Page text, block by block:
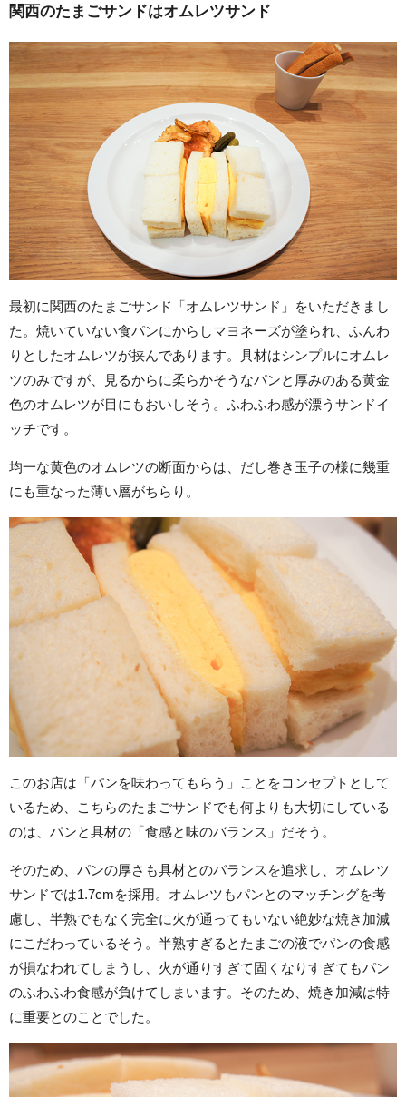
関西のたまごサンドはオムレツサンド
最初に関西のたまごサンド「オムレツサンド」をいただきまし
た。焼いていない食パンにからしマヨネーズが塗られ、ふんわ
りとしたオムレツが挟んであります。具材はシンプルにオムレ
ツのみですが、見るからに柔らかそうなパンと厚みのある黄金
色のオムレツが目にもおいしそう。ふわふわ感が漂うサンドイ
ッチです。
均一な黄色のオムレツの断面からは、だし巻き玉子の様に幾重
にも重なった薄い層がちらり。
このお店は「パンを味わってもらう」ことをコンセプトとして
いるため、こちらのたまごサンドでも何よりも大切にしている
のは、パンと具材の「食感と味のバランス」だそう。
そのため、パンの厚さも具材とのバランスを追求し、オムレツ
サンドでは1.7cmを採用。オムレツもパンとのマッチングを考
慮し、半熟でもなく完全に火が通ってもいない絶妙な焼き加減
にこだわっているそう。半熟すぎるとたまごの液でパンの食感
が損なわれてしまうし、火が通りすぎて固くなりすぎてもパン
のふわふわ食感が負けてしまいます。そのため、焼き加減は特
に重要とのことでした。